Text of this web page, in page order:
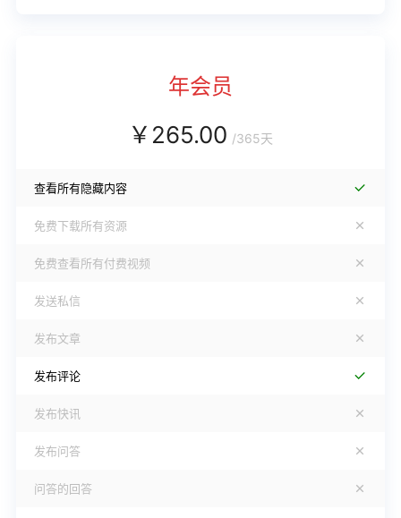
年会员
￥ 265.00 /365天
查看所有隐藏内容
免费下载所有资源
免费查看所有付费视频
发送私信
发布文章
发布评论
发布快讯
发布问答
问答的回答